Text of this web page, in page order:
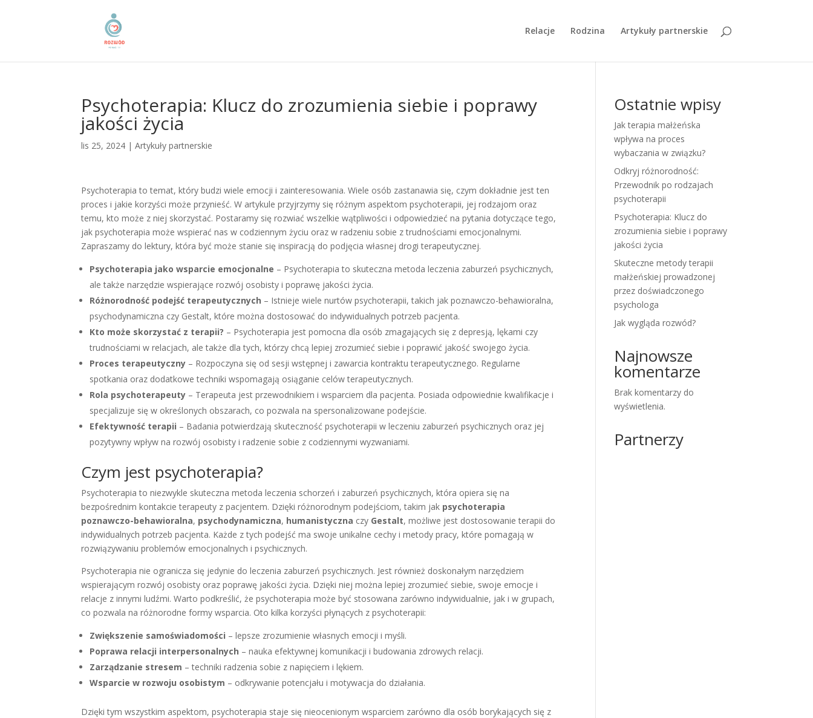
Relacje Rodzina Artykuły partnerskie
Psychoterapia: Klucz do zrozumienia siebie i poprawy
jakości życia
lis 25, 2024 |Artykuły partnerskie
Psychoterapia to temat, który budzi wiele emocji i zainteresowania. Wiele osób zastanawia się, czym dokładnie jest ten
proces i jakie korzyści może przynieść. W artykule przyjrzymy się różnym aspektom psychoterapii, jej rodzajom oraz
temu, kto może z niej skorzystać. Postaramy się rozwiać wszelkie wątpliwości i odpowiedzieć na pytania dotyczące tego,
jak psychoterapia może wspierać nas w codziennym życiu oraz w radzeniu sobie z trudnościami emocjonalnymi.
Zapraszamy do lektury, która być może stanie się inspiracją do podjęcia własnej drogi terapeutycznej.
Psychoterapia jako wsparcie emocjonalne – Psychoterapia to skuteczna metoda leczenia zaburzeń psychicznych,
ale także narzędzie wspierające rozwój osobisty i poprawę jakości życia.
Różnorodność podejść terapeutycznych – Istnieje wiele nurtów psychoterapii, takich jak poznawczo-behawioralna,
psychodynamiczna czy Gestalt, które można dostosować do indywidualnych potrzeb pacjenta.
Kto może skorzystać z terapii? – Psychoterapia jest pomocna dla osób zmagających się z depresją, lękami czy
trudnościami w relacjach, ale także dla tych, którzy chcą lepiej zrozumieć siebie i poprawić jakość swojego życia.
Proces terapeutyczny – Rozpoczyna się od sesji wstępnej i zawarcia kontraktu terapeutycznego. Regularne
spotkania oraz dodatkowe techniki wspomagają osiąganie celów terapeutycznych.
Rola psychoterapeuty – Terapeuta jest przewodnikiem i wsparciem dla pacjenta. Posiada odpowiednie kwalifikacje i
specjalizuje się w określonych obszarach, co pozwala na spersonalizowane podejście.
Efektywność terapii – Badania potwierdzają skuteczność psychoterapii w leczeniu zaburzeń psychicznych oraz jej
pozytywny wpływ na rozwój osobisty i radzenie sobie z codziennymi wyzwaniami.
Czym jest psychoterapia?
Psychoterapia to niezwykle skuteczna metoda leczenia schorzeń i zaburzeń psychicznych, która opiera się na
bezpośrednim kontakcie terapeuty z pacjentem. Dzięki różnorodnym podejściom, takim jak psychoterapia
poznawczo-behawioralna, psychodynamiczna, humanistyczna czy Gestalt, możliwe jest dostosowanie terapii do
indywidualnych potrzeb pacjenta. Każde z tych podejść ma swoje unikalne cechy i metody pracy, które pomagają w
rozwiązywaniu problemów emocjonalnych i psychicznych.
Psychoterapia nie ogranicza się jedynie do leczenia zaburzeń psychicznych. Jest również doskonałym narzędziem
wspierającym rozwój osobisty oraz poprawę jakości życia. Dzięki niej można lepiej zrozumieć siebie, swoje emocje i
relacje z innymi ludźmi. Warto podkreślić, że psychoterapia może być stosowana zarówno indywidualnie, jak i w grupach,
co pozwala na różnorodne formy wsparcia. Oto kilka korzyści płynących z psychoterapii:
Zwiększenie samoświadomości – lepsze zrozumienie własnych emocji i myśli.
Poprawa relacji interpersonalnych – nauka efektywnej komunikacji i budowania zdrowych relacji.
Zarządzanie stresem – techniki radzenia sobie z napięciem i lękiem.
Wsparcie w rozwoju osobistym – odkrywanie potencjału i motywacja do działania.
Dzięki tym wszystkim aspektom, psychoterapia staje się nieocenionym wsparciem zarówno dla osób borykających się z
Ostatnie wpisy
Jak terapia małżeńska
wpływa na proces
wybaczania w związku?
Odkryj różnorodność:
Przewodnik po rodzajach
psychoterapii
Psychoterapia: Klucz do
zrozumienia siebie i poprawy
jakości życia
Skuteczne metody terapii
małżeńskiej prowadzonej
przez doświadczonego
psychologa
Jak wygląda rozwód?
Najnowsze
komentarze
Brak komentarzy do
wyświetlenia.
Partnerzy